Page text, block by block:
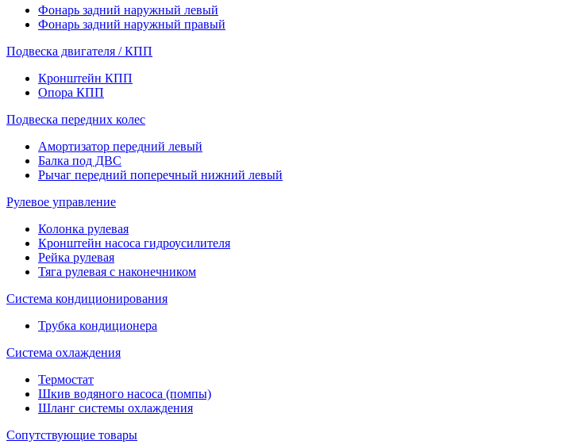
Фонарь задний наружный левый
Фонарь задний наружный правый
Подвеска двигателя / КПП
Кронштейн КПП
Опора КПП
Подвеска передних колес
Амортизатор передний левый
Балка под ДВС
Рычаг передний поперечный нижний левый
Рулевое управление
Колонка рулевая
Кронштейн насоса гидроусилителя
Рейка рулевая
Тяга рулевая с наконечником
Система кондиционирования
Трубка кондиционера
Система охлаждения
Термостат
Шкив водяного насоса (помпы)
Шланг системы охлаждения
Сопутствующие товары